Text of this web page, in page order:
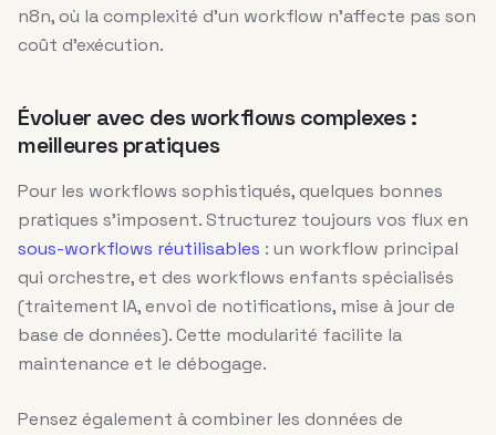
n8n, où la complexité d’un workflow n’affecte pas son
coût d’exécution.
Évoluer avec des workflows complexes :
meilleures pratiques
Pour les workflows sophistiqués, quelques bonnes
pratiques s’imposent. Structurez toujours vos flux en
sous-workflows réutilisables : un workflow principal
qui orchestre, et des workflows enfants spécialisés
(traitement IA, envoi de notifications, mise à jour de
base de données). Cette modularité facilite la
maintenance et le débogage.
Pensez également à combiner les données de